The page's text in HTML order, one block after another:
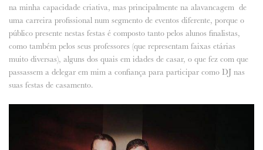
na minha capacidade criativa, mas principalmente na alavancagem de
uma carreira profissional num segmento de eventos diferente, porque o
público presente nestas festas é composto tanto pelos alunos finalistas,
como também pelos seus professores (que representam faixas etárias
muito diversas), alguns dos quais em idades de casar, o que fez com que
passassem a delegar em mim a confiança para participar como DJ nas
suas festas de casamento.